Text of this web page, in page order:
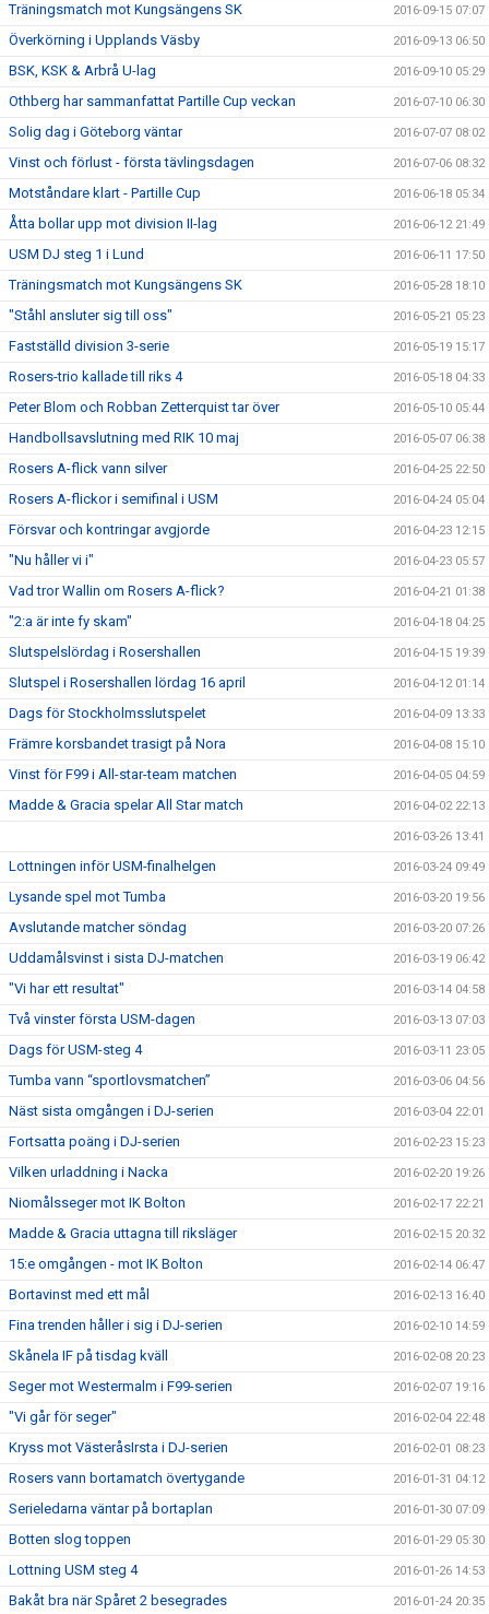
Träningsmatch mot Kungsängens SK 2016-09-15 07:07
Överkörning i Upplands Väsby 2016-09-13 06:50
BSK, KSK & Arbrå U-lag 2016-09-10 05:29
Othberg har sammanfattat Partille Cup veckan 2016-07-10 06:30
Solig dag i Göteborg väntar 2016-07-07 08:02
Vinst och förlust - första tävlingsdagen 2016-07-06 08:32
Motståndare klart - Partille Cup 2016-06-18 05:34
Åtta bollar upp mot division II-lag 2016-06-12 21:49
USM DJ steg 1 i Lund 2016-06-11 17:50
Träningsmatch mot Kungsängens SK 2016-05-28 18:10
"Ståhl ansluter sig till oss" 2016-05-21 05:23
Fastställd division 3-serie 2016-05-19 15:17
Rosers-trio kallade till riks 4 2016-05-18 04:33
Peter Blom och Robban Zetterquist tar över 2016-05-10 05:44
Handbollsavslutning med RIK 10 maj 2016-05-07 06:38
Rosers A-flick vann silver 2016-04-25 22:50
Rosers A-flickor i semifinal i USM 2016-04-24 05:04
Försvar och kontringar avgjorde 2016-04-23 12:15
"Nu håller vi i" 2016-04-23 05:57
Vad tror Wallin om Rosers A-flick? 2016-04-21 01:38
"2:a är inte fy skam" 2016-04-18 04:25
Slutspelslördag i Rosershallen 2016-04-15 19:39
Slutspel i Rosershallen lördag 16 april 2016-04-12 01:14
Dags för Stockholmsslutspelet 2016-04-09 13:33
Främre korsbandet trasigt på Nora 2016-04-08 15:10
Vinst för F99 i All-star-team matchen 2016-04-05 04:59
Madde & Gracia spelar All Star match 2016-04-02 22:13
2016-03-26 13:41
Lottningen inför USM-finalhelgen 2016-03-24 09:49
Lysande spel mot Tumba 2016-03-20 19:56
Avslutande matcher söndag 2016-03-20 07:26
Uddamålsvinst i sista DJ-matchen 2016-03-19 06:42
"Vi har ett resultat" 2016-03-14 04:58
Två vinster första USM-dagen 2016-03-13 07:03
Dags för USM-steg 4 2016-03-11 23:05
Tumba vann “sportlovsmatchen” 2016-03-06 04:56
Näst sista omgången i DJ-serien 2016-03-04 22:01
Fortsatta poäng i DJ-serien 2016-02-23 15:23
Vilken urladdning i Nacka 2016-02-20 19:26
Niomålsseger mot IK Bolton 2016-02-17 22:21
Madde & Gracia uttagna till riksläger 2016-02-15 20:32
15:e omgången - mot IK Bolton 2016-02-14 06:47
Bortavinst med ett mål 2016-02-13 16:40
Fina trenden håller i sig i DJ-serien 2016-02-10 14:59
Skånela IF på tisdag kväll 2016-02-08 20:23
Seger mot Westermalm i F99-serien 2016-02-07 19:16
"Vi går för seger" 2016-02-04 22:48
Kryss mot VästeråsIrsta i DJ-serien 2016-02-01 08:23
Rosers vann bortamatch övertygande 2016-01-31 04:12
Serieledarna väntar på bortaplan 2016-01-30 07:09
Botten slog toppen 2016-01-29 05:30
Lottning USM steg 4 2016-01-26 14:53
Bakåt bra när Spåret 2 besegrades 2016-01-24 20:35